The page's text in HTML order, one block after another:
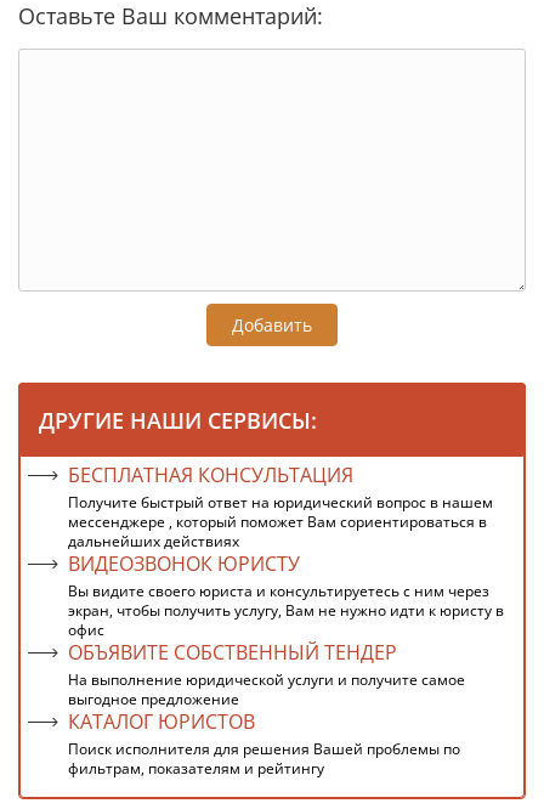
Оставьте Ваш комментарий:
Добавить
ДРУГИЕ НАШИ СЕРВИСЫ:
БЕСПЛАТНАЯ КОНСУЛЬТАЦИЯ
Получите быстрый ответ на юридический вопрос в нашем
мессенджере , который поможет Вам сориентироваться в
дальнейших действиях
ВИДЕОЗВОНОК ЮРИСТУ
Вы видите своего юриста и консультируетесь с ним через
экран, чтобы получить услугу, Вам не нужно идти к юристу в
офис
ОБЪЯВИТЕ СОБСТВЕННЫЙ ТЕНДЕР
На выполнение юридической услуги и получите самое
выгодное предложение
КАТАЛОГ ЮРИСТОВ
Поиск исполнителя для решения Вашей проблемы по
фильтрам, показателям и рейтингу